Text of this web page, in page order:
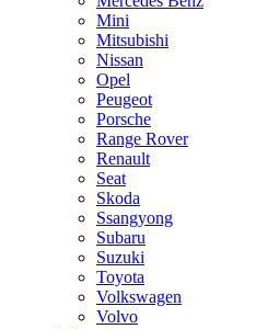
Mini
Mitsubishi
Nissan
Opel
Peugeot
Porsche
Range Rover
Renault
Seat
Skoda
Ssangyong
Subaru
Suzuki
Toyota
Volkswagen
Volvo